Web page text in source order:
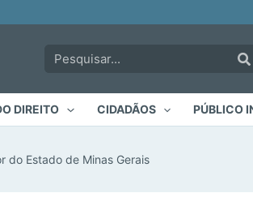
Pesquisar:
DIREITO CIDADÃOS PÚBLICO
do Estado de Minas Gerais